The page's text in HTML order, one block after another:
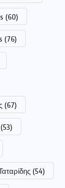
(60)
(76)
(67)
(53)
(54)